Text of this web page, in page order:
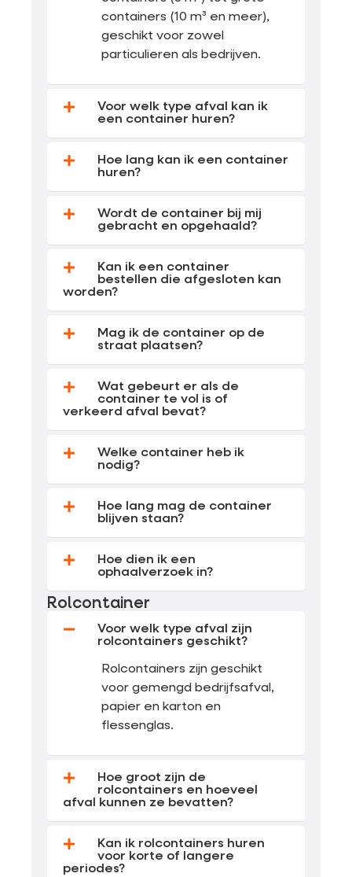
containers (10 m³ en meer),
geschikt voor zowel
particulieren als bedrijven.
Voor welk type afval kan ik
een container huren?
Hoe lang kan ik een container
huren?
Wordt de container bij mij
gebracht en opgehaald?
Kan ik een container
bestellen die afgesloten kan
worden?
Mag ik de container op de
straat plaatsen?
Wat gebeurt er als de
container te vol is of
verkeerd afval bevat?
Welke container heb ik
nodig?
Hoe lang mag de container
blijven staan?
Hoe dien ik een
ophaalverzoek in?
Rolcontainer
Voor welk type afval zijn
rolcontainers geschikt?
Rolcontainers zijn geschikt
voor gemengd bedrijfsafval,
papier en karton en
flessenglas.
Hoe groot zijn de
rolcontainers en hoeveel
afval kunnen ze bevatten?
Kan ik rolcontainers huren
voor korte of langere
periodes?